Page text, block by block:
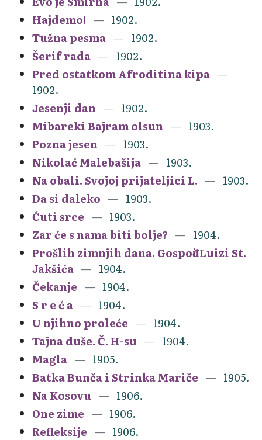
Hajdemo!
1902.
Tužna pesma
1902.
Šerif rada
1902.
Pred ostatkom Afroditina kipa
1902.
Jesenji dan
1902.
Mibareki Bajram olsun
1903.
Pozna jesen
1903.
Nikolać Malebašija
1903.
Na obali. Svojoj prijateljici L.
1903.
Da si daleko
1903.
Ćuti srce
1903.
Zar će s nama biti bolje?
1904.
Prošlih zimnjih dana. Gospođi Luizi St.
Jakšića
1904.
Čekanje
1904.
S r e ć a
1904.
U njihno proleće
1904.
Tajna duše. Č. H-su
1904.
Magla
1905.
Batka Bunča i Strinka Mariče
1905.
Na Kosovu
1906.
One zime
1906.
Refleksije
1906.